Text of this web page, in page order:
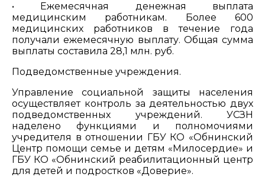
• Ежемесячная денежная выплата
медицинским работникам. Более 600
медицинских работников в течение года
получали ежемесячную выплату. Общая сумма
выплаты составила 28,1 млн. руб.
Подведомственные учреждения.
Управление социальной защиты населения
осуществляет контроль за деятельностью двух
подведомственных учреждений. УСЗН
наделено функциями и полномочиями
учредителя в отношении ГБУ КО «Обнинский
Центр помощи семье и детям «Милосердие» и
ГБУ КО «Обнинский реабилитационный центр
для детей и подростков «Доверие».